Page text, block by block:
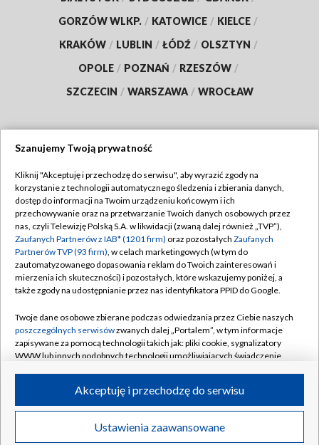
GORZÓW WLKP. / KATOWICE / KIELCE /
KRAKÓW / LUBLIN / ŁÓDŹ / OLSZTYN /
OPOLE / POZNAŃ / RZESZÓW /
SZCZECIN / WARSZAWA / WROCŁAW
TVP
Abonament TVP
Emisja w TVP
Centrum informacji TVP
Naziemna Telewizja Cyfrowa
Rada Programowa
System NOS
Informacje o nadawcy
Program dla prasy
Ogłoszenie przetargowe
Regulamin TVP
Polityka prywatności
Moje zgody
Pomoc
Kontakt
Kanały
©2026 Telewizja Polska S.A. w likwidacji
Szanujemy Twoją prywatność
Kliknij "Akceptuję i przechodzę do serwisu", aby wyrazić zgody na
korzystanie z technologii automatycznego śledzenia i zbierania danych,
dostęp do informacji na Twoim urządzeniu końcowym i ich
przechowywanie oraz na przetwarzanie Twoich danych osobowych przez
nas, czyli Telewizję Polską S.A. w likwidacji (zwaną dalej również „TVP”),
Zaufanych Partnerów z IAB* (1201 firm) oraz pozostałych Zaufanych
Partnerów TVP (93 firm), w celach marketingowych (w tym do
zautomatyzowanego dopasowania reklam do Twoich zainteresowań i
mierzenia ich skuteczności) i pozostałych, które wskazujemy poniżej, a
także zgody na udostępnianie przez nas identyfikatora PPID do Google.
Twoje dane osobowe zbierane podczas odwiedzania przez Ciebie naszych
poszczególnych serwisówzwanych dalej „Portalem”, w tym informacje
zapisywane za pomocą technologii takich jak: pliki cookie, sygnalizatory
WWW lub innych podobnych technologii umożliwiających świadczenie
ruchu w Internecie.
Twoje dane osobowe zbierane podczas odwiedzania przez Ciebie
poszczególnych serwisówna Portalu, takie jak adresy IP, identyfikatory
Ustawienia zaawansowane
Akceptuję i przechodzę do serwisu